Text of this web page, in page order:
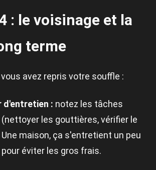
: le voisinage et la
terme
avez repris votre souffle :
d'entretien : notez les tâches
les gouttières, vérifier le
maison, ça s'entretient un peu
éviter les gros frais.